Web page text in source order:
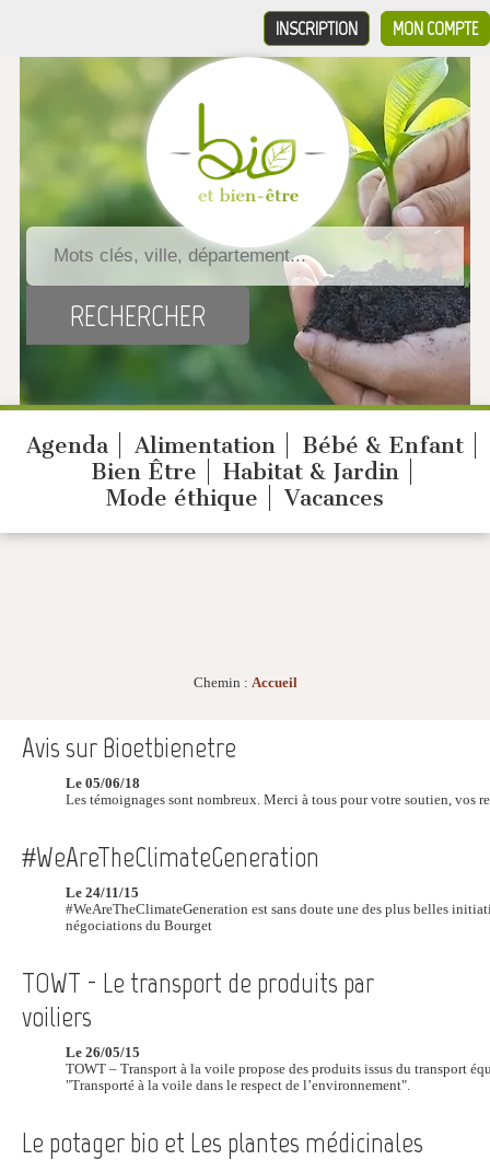
MON COMPTE
INSCRIPTION
Agenda Alimentation
Bébé & Enfant
Bien Être
Habitat & Jardin
Mode éthique
Vacances
Chemin : Accueil
Avis sur Bioetbienetre
Le 05/06/18
Les témoignages sont nombreux. Merci à tous pour votre soutien, vos
#WeAreTheClimateGeneration
Le 24/11/15
#WeAreTheClimateGeneration est sans doute une des plus belles
négociations du Bourget
TOWT - Le transport de produits par
voiliers
Le 26/05/15
TOWT – Transport à la voile propose des produits issus du transport
"Transporté à la voile dans le respect de l’environnement".
Le potager bio et Les plantes médicinales